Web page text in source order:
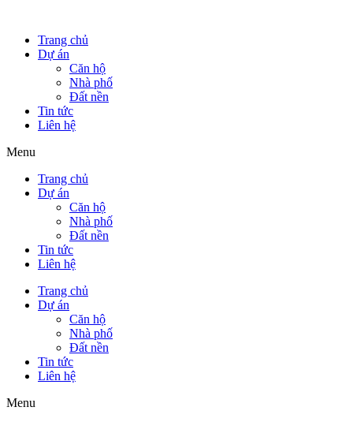
Trang chủ
Dự án
Căn hộ
Nhà phố
Đất nền
Tin tức
Liên hệ
Menu
Trang chủ
Dự án
Căn hộ
Nhà phố
Đất nền
Tin tức
Liên hệ
Trang chủ
Dự án
Căn hộ
Nhà phố
Đất nền
Tin tức
Liên hệ
Menu